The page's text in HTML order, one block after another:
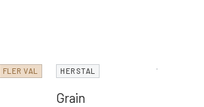
FLER VAL HERSTAL
Grain